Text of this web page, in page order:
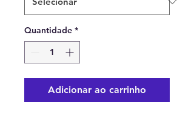
Quantidade *
Adicionar ao carrinho